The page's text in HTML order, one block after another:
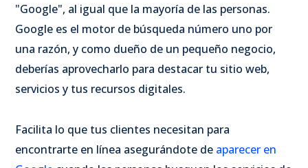
"Google", al igual que la mayoría de las personas.
Google es el motor de búsqueda número uno por
una razón, y como dueño de un pequeño negocio,
deberías aprovecharlo para destacar tu sitio web,
servicios y tus recursos digitales.
Facilita lo que tus clientes necesitan para
encontrarte en línea asegurándote de aparecer en